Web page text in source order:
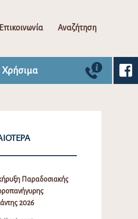
Επικοινωνία Αναζήτηση
Χρήσιμα
Παραδοσιακής
2026